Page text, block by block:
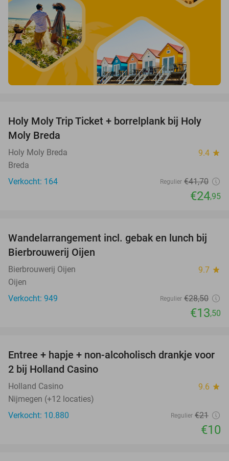
40%
Holy Moly Trip Ticket + borrelplank bij Holy
Moly Breda
Holy Moly Breda 9.4 star
Breda
Verkocht: 164
Regulier €41,70
€24,95
53%
Wandelarrangement incl. gebak en lunch bij
Bierbrouwerij Oijen
Bierbrouwerij Oijen 9.7 star
Oijen
Verkocht: 949
Regulier €28,50
€13,50
52%
Entree + hapje + non-alcoholisch drankje voor
2 bij Holland Casino
Holland Casino 9.6 star
Nijmegen (+12 locaties)
Verkocht: 10.880
Regulier €21
€10